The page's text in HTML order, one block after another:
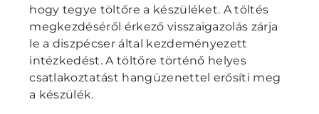
hogy tegye töltőre a készüléket. A töltés
megkezdéséről érkező visszaigazolás zárja
le a diszpécser által kezdeményezett
intézkedést. A töltőre történő helyes
csatlakoztatást hangüzenettel erősíti meg
a készülék.